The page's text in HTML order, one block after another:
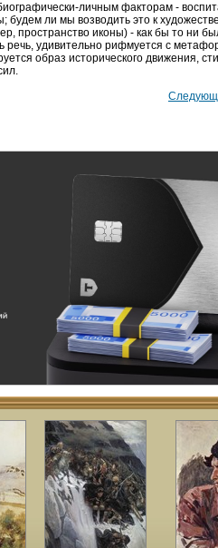
личным факторам -
будем ли мы возводить это к
пространство иконы) - как бы то ни
речь, удивительно рифмуется с
образ исторического движения,